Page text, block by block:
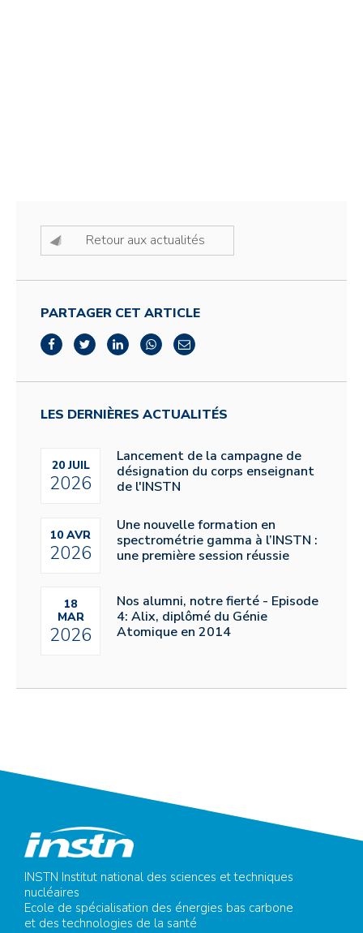
Retour aux actualités
PARTAGER CET ARTICLE
LES DERNIÈRES ACTUALITÉS
20 JUIL
2026
Lancement de la campagne de
désignation du corps enseignant
de l'INSTN
10 AVR
2026
Une nouvelle formation en
spectrométrie gamma à l’INSTN :
une première session réussie
18
MAR
2026
Nos alumni, notre fierté - Episode
4: Alix, diplômé du Génie
Atomique en 2014
INSTN Institut national des sciences et techniques
nucléaires
Ecole de spécialisation des énergies bas carbone
et des technologies de la santé